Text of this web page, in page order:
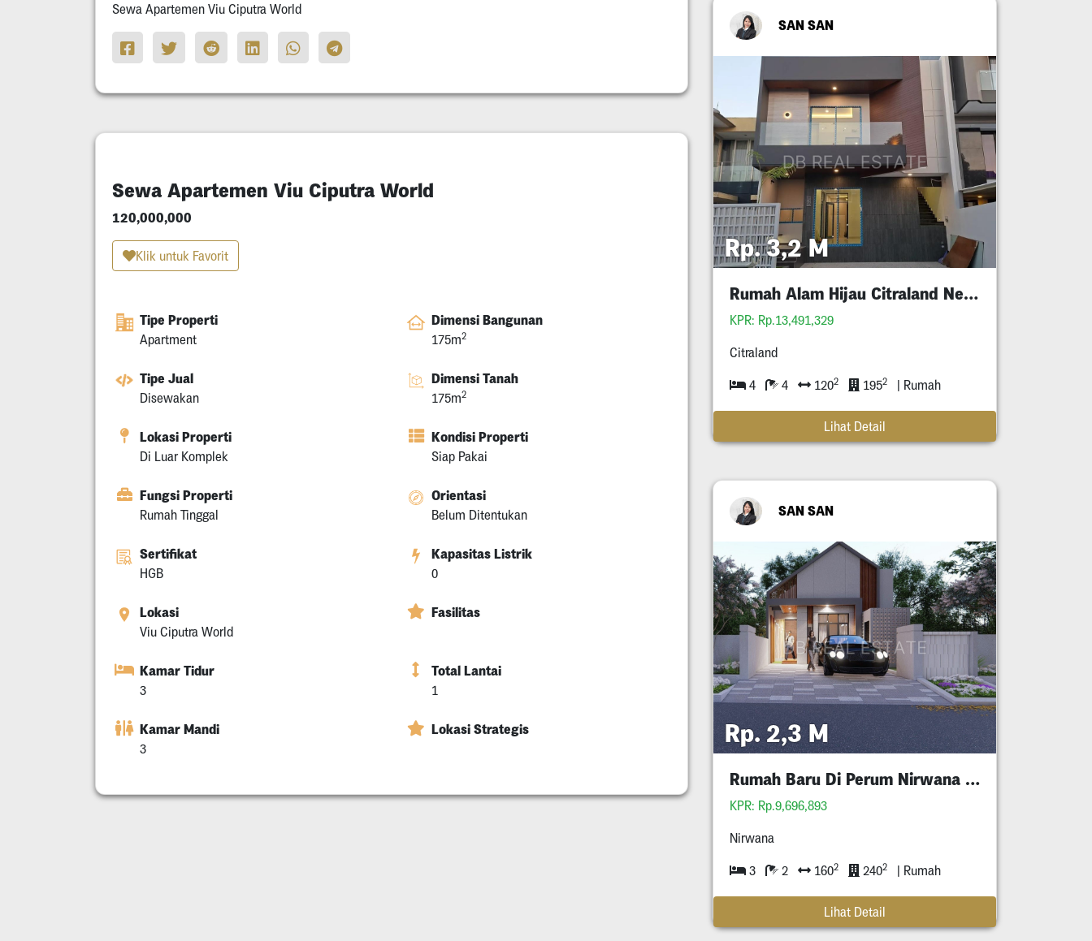
Sewa Apartemen Viu Ciputra World
Sewa Apartemen Viu Ciputra World
120,000,000
Klik untuk Favorit
Tipe Properti
Apartment
Dimensi Bangunan
175m2
Tipe Jual
Disewakan
Dimensi Tanah
175m2
Lokasi Properti
Di Luar Komplek
Kondisi Properti
Siap Pakai
Fungsi Properti
Rumah Tinggal
Orientasi
Belum Ditentukan
Sertifikat
HGB
Kapasitas Listrik
0
Lokasi
Viu Ciputra World
Fasilitas
Kamar Tidur
3
Total Lantai
1
Kamar Mandi
3
Lokasi Strategis
SAN SAN
Rp. 3,2 M
Rumah Alam Hijau Citraland New Minimalis
KPR: Rp.13,491,329
Citraland
4 4 1202 1952 | Rumah
Lihat Detail
SAN SAN
Rp. 2,3 M
Rumah Baru Di Perum Nirwana Eksekutif
KPR: Rp.9,696,893
Nirwana
3 2 1602 2402 | Rumah
Lihat Detail